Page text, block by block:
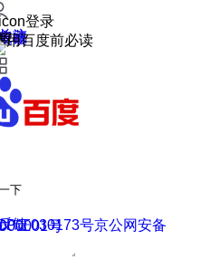
登录
注
藏
心
馈
用百度前必读
下
馈
证030173号
号